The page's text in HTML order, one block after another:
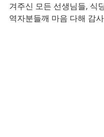
겨주신 모든 선생님들, 식
역자분들깨 마음 다해 감